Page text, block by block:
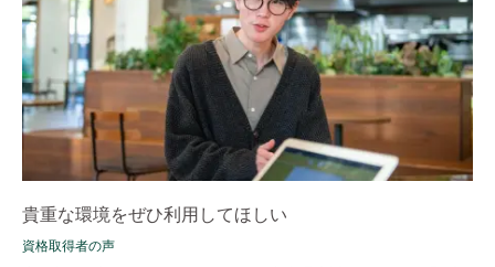
貴重な環境をぜひ利用してほしい
資格取得者の声